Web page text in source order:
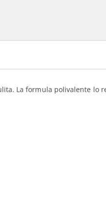
La formula polivalente lo